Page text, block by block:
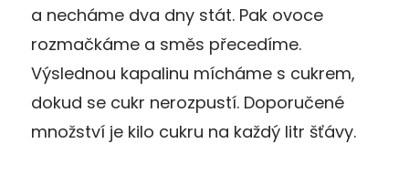
a necháme dva dny stát. Pak ovoce
rozmačkáme a směs přecedíme.
Výslednou kapalinu mícháme s cukrem,
dokud se cukr nerozpustí. Doporučené
množství je kilo cukru na každý litr šťávy.